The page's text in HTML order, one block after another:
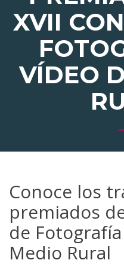
XVII
VÍDEO
Conoce los
premiados
de
Medio Rural